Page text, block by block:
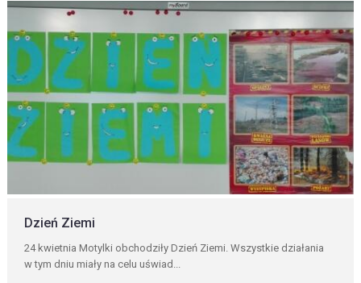
Dzień Ziemi
24 kwietnia Motylki obchodziły Dzień Ziemi. Wszystkie działania
w tym dniu miały na celu uświad...